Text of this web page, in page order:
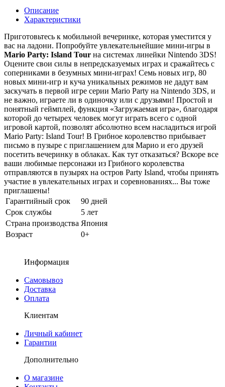
Описание
Характеристики
Приготовьтесь к мобильной вечеринке, которая уместится у
вас на ладони. Попробуйте увлекательнейшие мини-игры в
Mario Party: Island Tour на системах линейки Nintendo 3DS!
Оцените свои силы в непредсказуемых играх и сражайтесь с
соперниками в безумных мини-играх! Семь новых игр, 80
новых мини-игр и куча уникальных режимов не дадут вам
заскучать в первой игре серии Mario Party на Nintendo 3DS, и
не важно, играете ли в одиночку или с друзьями! Простой и
понятный геймплей, функция «Загружаемая игра», благодаря
которой до четырех человек могут играть всего с одной
игровой картой, позволят абсолютно всем насладиться игрой
Mario Party: Island Tour! В Грибное королевство прибывает
письмо в пузыре с приглашением для Марио и его друзей
посетить вечеринку в облаках. Как тут отказаться? Вскоре все
ваши любимые персонажи из Грибного королевства
отправляются в пузырях на остров Party Island, чтобы принять
участие в увлекательных играх и соревнованиях... Вы тоже
приглашены!
Гарантийный срок
90 дней
Срок службы
5 лет
Страна производства Япония
Возраст
0+
Информация
Самовывоз
Доставка
Оплата
Клиентам
Личный кабинет
Гарантии
Дополнительно
О магазине